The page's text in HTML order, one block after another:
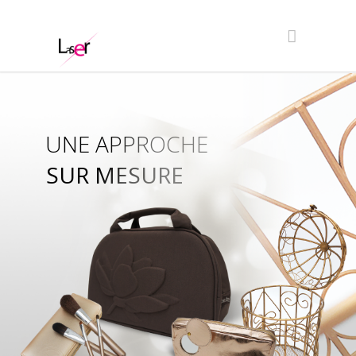
SUR MESURE
UNE APPROCHE